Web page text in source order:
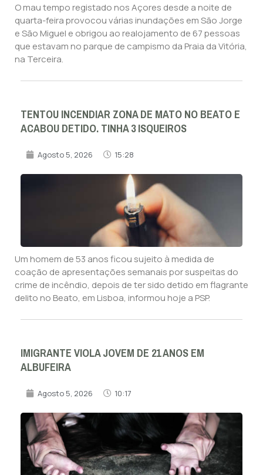
O mau tempo registado nos Açores desde a noite de
quarta-feira provocou várias inundações em São Jorge
e São Miguel e obrigou ao realojamento de 67 pessoas
que estavam no parque de campismo da Praia da Vitória,
na Terceira.
TENTOU INCENDIAR ZONA DE MATO NO BEATO E
ACABOU DETIDO. TINHA 3 ISQUEIROS
Agosto 5, 2026 15:28
Um homem de 53 anos ficou sujeito à medida de
coação de apresentações semanais por suspeitas do
crime de incêndio, depois de ter sido detido em flagrante
delito no Beato, em Lisboa, informou hoje a PSP.
IMIGRANTE VIOLA JOVEM DE 21 ANOS EM
ALBUFEIRA
Agosto 5, 2026 10:17